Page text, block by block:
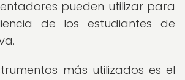
pueden utilizar para
de los estudiantes de
más utilizados es el